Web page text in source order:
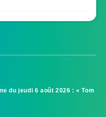
du jeudi 6 août 2026 : « Tom